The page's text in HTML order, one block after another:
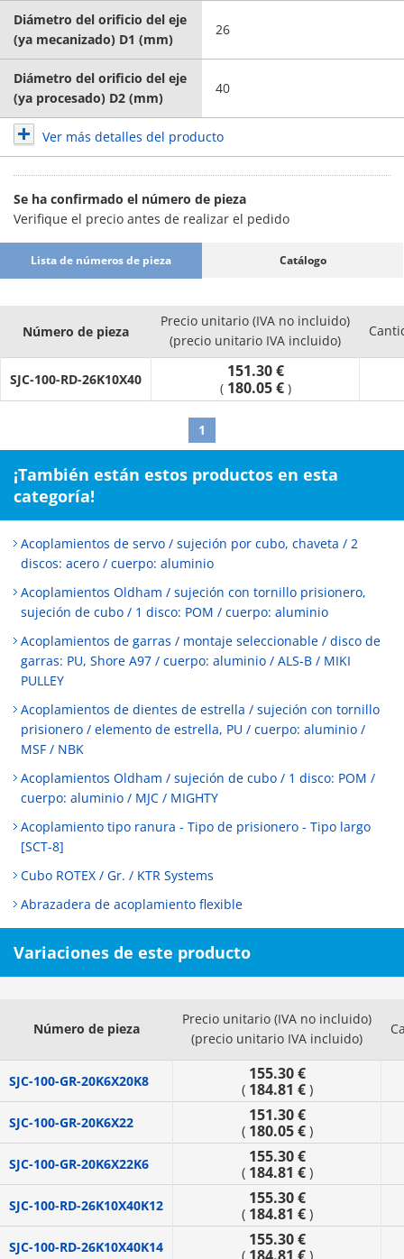
Diámetro del orificio del eje
(ya mecanizado) D1 (mm)
26
Diámetro del orificio del eje
(ya procesado) D2 (mm)
40
Ver más detalles del producto
Se ha confirmado el número de pieza
Verifique el precio antes de realizar el pedido
Lista de números de pieza Catálogo
Número de pieza
Precio unitario (IVA no incluido)
(precio unitario IVA incluido)
SJC-100-RD-26K10X40 151.30 €
( 180.05 € )
1
¡También están estos productos en esta
categoría!
Acoplamientos de servo / sujeción por cubo, chaveta / 2
discos: acero / cuerpo: aluminio
Acoplamientos Oldham / sujeción con tornillo prisionero,
sujeción de cubo / 1 disco: POM / cuerpo: aluminio
Acoplamientos de garras / montaje seleccionable / disco de
garras: PU, Shore A97 / cuerpo: aluminio / ALS-B / MIKI
PULLEY
Acoplamientos de dientes de estrella / sujeción con tornillo
prisionero / elemento de estrella, PU / cuerpo: aluminio /
MSF / NBK
Acoplamientos Oldham / sujeción de cubo / 1 disco: POM /
cuerpo: aluminio / MJC / MIGHTY
Acoplamiento tipo ranura - Tipo de prisionero - Tipo largo
[SCT-8]
Cubo ROTEX / Gr. / KTR Systems
Abrazadera de acoplamiento flexible
Variaciones de este producto
Número de pieza
Precio unitario (IVA no incluido)
(precio unitario IVA incluido)
SJC-100-GR-20K6X20K8 155.30 €
( 184.81 €)
SJC-100-GR-20K6X22 151.30 €
( 180.05 €)
SJC-100-GR-20K6X22K6 155.30 €
( 184.81 €)
SJC-100-RD-26K10X40K12 155.30 €
( 184.81 €)
SJC-100-RD-26K10X40K14 155.30 €
( )